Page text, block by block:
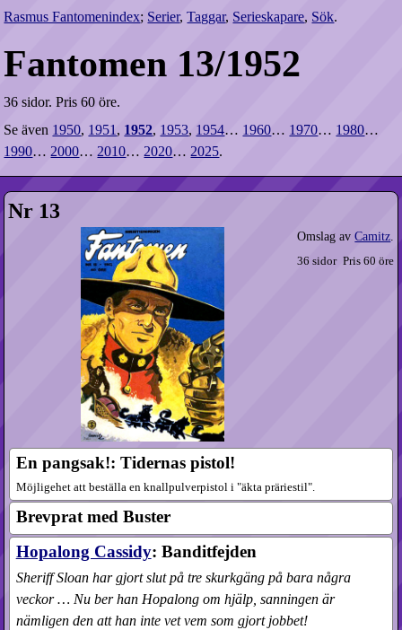
Rasmus Fantomenindex; Serier,Taggar, Serieskapare, Sök.
Fantomen 13/1952
36 sidor. Pris 60 öre.
Se även 1950, 1951 , 1952, 1953, 1954… 1960… 1970… 1980…
1990… 2000… 2010… 2020… 2025.
Nr 13
Omslag avCamitz
36 sidor Pris 60 öre
En pangsak!: Tidernas pistol!
Möjligehet att beställa en knallpulverpistol i "äkta präriestil".
Brevprat med Buster
Hopalong Cassidy: Banditfejden
Sheriff Sloan har gjort slut på tre skurkgäng på bara några
veckor … Nu ber han Hopalong om hjälp, sanningen är
nämligen den att han inte vet vem som gjort jobbet!